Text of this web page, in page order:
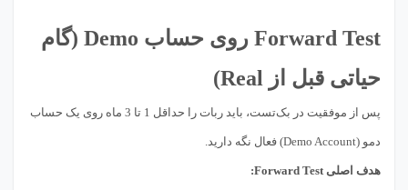
Forward Test روی حساب Demo (گام
حیاتی قبل از Real)
پس از موفقیت در بک‌تست، باید ربات را حداقل 1 تا 3 ماه روی یک حساب
دمو (Demo Account) فعال نگه دارید.
هدف اصلی Forward Test: